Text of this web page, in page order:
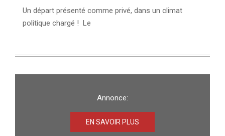
Un départ présenté comme privé, dans un climat
politique chargé ! Le
Annonce:
EN SAVOIR PLUS